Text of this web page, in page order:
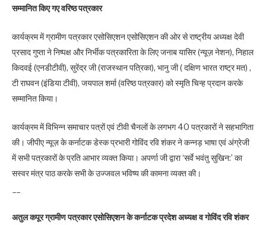
सम्मानित किए गए वरिष्ठ पत्रकार
कार्यक्रम में ग्रामीण पत्रकार एसोसिएशन एसोसिएशन की ओर से राष्ट्रीय अध्यक्ष देवी
प्रसाद गुप्ता ने निष्पक्ष और निर्भीक पत्रकारिता के लिए जनाब यासिर (न्यूज़ नेशन), निहाल
किदवई (एनडीटीवी), सुरेंद्र जी (राजस्थान पत्रिका), भानु जी ( दक्षिण भारत राष्ट्र मत) ,
टी राघवन (इंडिया टीवी), जयपाल शर्मा (वरिष्ठ पत्रकार) को स्मृति चिन्ह प्रदान करके
सम्मानित किया।
कार्यक्रम में विभिन्न समाचार पत्रों एवं टीवी चैनलों के लगभग 40 पत्रकारों ने सहभागिता
की। जीपीए न्यूज़ के कर्नाटक डेस्क प्रभारी गोविंद रवि शंकर ने कन्नड़ भाषा एवं अंग्रेजी
में सभी पत्रकारों के प्रति आभार व्यक्त किया। अपर्णा जी द्वारा ‘सर्वे भवंतु सुखिन:’ का
सस्वर मंत्र पाठ करके सभी के उज्जवल भविष्य की कामना व्यक्त की।
अतुल कपूर ग्रामीण पत्रकार एसोसिएशन के कर्नाटक प्रदेश अध्यक्ष व गोविंद रवि शंकर